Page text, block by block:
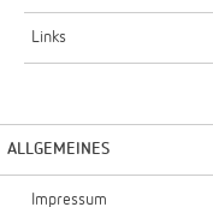
Links
ALLGEMEINES
Impressum